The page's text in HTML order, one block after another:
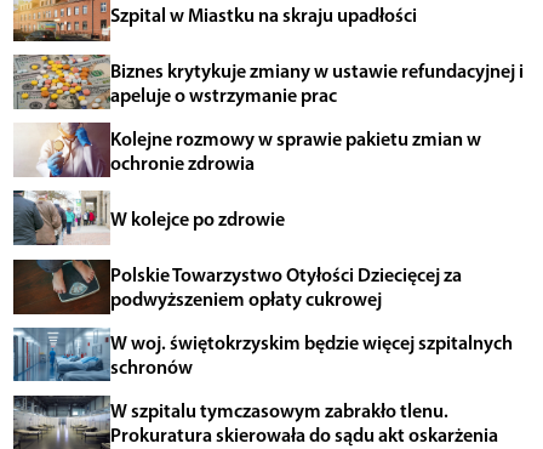
Szpital w Miastku na skraju upadłości
Biznes krytykuje zmiany w ustawie refundacyjnej i
apeluje o wstrzymanie prac
Kolejne rozmowy w sprawie pakietu zmian w
ochronie zdrowia
W kolejce po zdrowie
Polskie Towarzystwo Otyłości Dziecięcej za
podwyższeniem opłaty cukrowej
W woj. świętokrzyskim będzie więcej szpitalnych
schronów
W szpitalu tymczasowym zabrakło tlenu.
Prokuratura skierowała do sądu akt oskarżenia